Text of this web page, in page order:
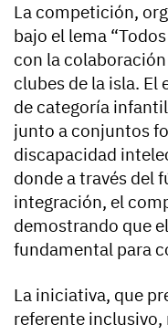
La competición,
bajo el lema
con la
clubes de la isla.
de categoría
junto a conjuntos
discapacidad
donde a través del
integración, el
demostrando que
fundamental para
La iniciativa, que
referente inclusivo,